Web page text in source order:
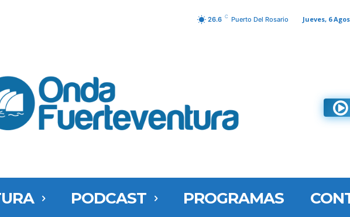
26.6 C Puerto Del Rosario Jueves, 6
PODCAST PROGRAMAS